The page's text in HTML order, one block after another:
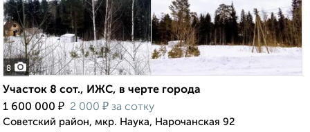
8
Участок 8 сот., ИЖС, в черте города
1 600 000 ₽ 2 000 ₽ за сотку
Советский район, мкр. Наука, Нарочанская 92